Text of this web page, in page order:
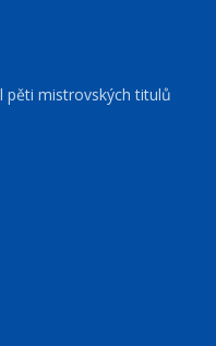
pěti mistrovských titulů